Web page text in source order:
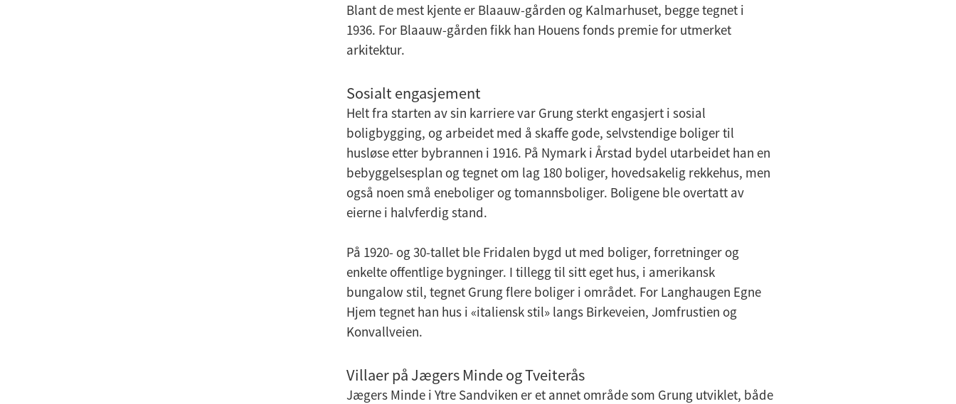
Blant de mest kjente er Blaauw-gården og Kalmarhuset, begge tegnet i
1936. For Blaauw-gården fikk han Houens fonds premie for utmerket
arkitektur.
Sosialt engasjement
Helt fra starten av sin karriere var Grung sterkt engasjert i sosial
boligbygging, og arbeidet med å skaffe gode, selvstendige boliger til
husløse etter bybrannen i 1916. På Nymark i Årstad bydel utarbeidet han en
bebyggelsesplan og tegnet om lag 180 boliger, hovedsakelig rekkehus, men
også noen små eneboliger og tomannsboliger. Boligene ble overtatt av
eierne i halvferdig stand.
På 1920- og 30-tallet ble Fridalen bygd ut med boliger, forretninger og
enkelte offentlige bygninger. I tillegg til sitt eget hus, i amerikansk
bungalow stil, tegnet Grung flere boliger i området. For Langhaugen Egne
Hjem tegnet han hus i «italiensk stil» langs Birkeveien, Jomfrustien og
Konvallveien.
Villaer på Jægers Minde og Tveiterås
Jægers Minde i Ytre Sandviken er et annet område som Grung utviklet, både